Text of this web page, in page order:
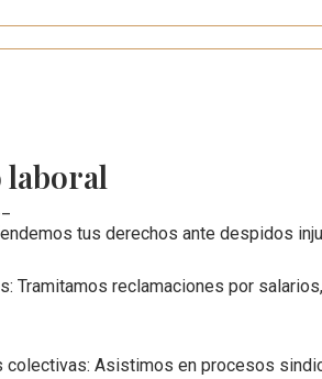
laboral
tus derechos ante despidos
Tramitamos reclamaciones por
colectivas: Asistimos en procesos